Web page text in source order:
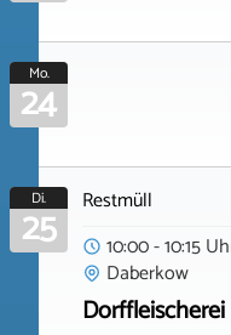
Mo.
24
Di.
25
Restmüll
10:00 - 10:15
Daberkow